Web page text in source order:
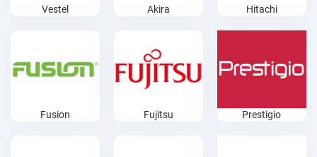
Vestel Akira Hitachi
Fusion Fujitsu Prestigio